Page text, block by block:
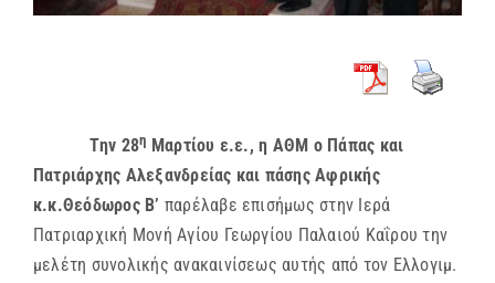
Tην 28η Μαρτίου ε.ε., η ΑΘΜ ο Πάπας και
Πατριάρχης Αλεξανδρείας και πάσης Αφρικής
κ.κ.Θεόδωρος Β’ παρέλαβε επισήμως στην Ιερά
Πατριαρχική Μονή Αγίου Γεωργίου Παλαιού Καΐρου την
μελέτη συνολικής ανακαινίσεως αυτής από τον Ελλογιμ.